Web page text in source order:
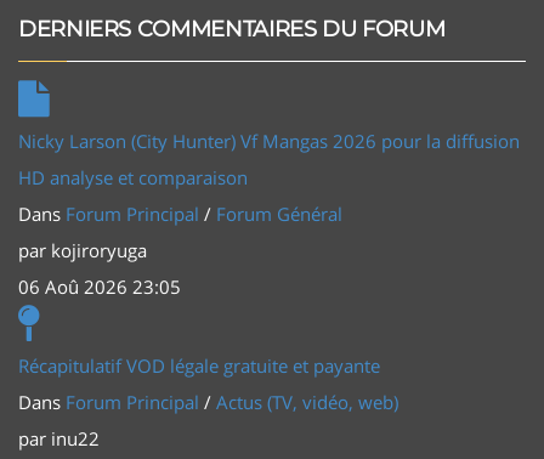
DERNIERS COMMENTAIRES DU FORUM
Nicky Larson (City Hunter) Vf Mangas 2026 pour la diffusion
HD analyse et comparaison
Dans Forum Principal / Forum Général
par kojiroryuga
06 Aoû 2026 23:05
Récapitulatif VOD légale gratuite et payante
Dans Forum Principal / Actus (TV, vidéo, web)
par inu22